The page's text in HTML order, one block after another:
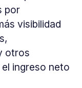
por
visibilidad
otros
ingreso neto